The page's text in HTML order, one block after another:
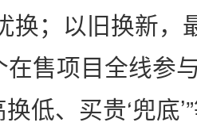
换；以旧换新，
售项目全线参
低、买贵‘兜底